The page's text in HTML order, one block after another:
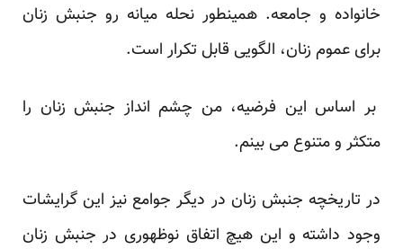
خانواده و جامعه. همینطور نحله میانه رو جنبش زنان
برای عموم زنان، الگویی قابل تکرار است.
بر اساس این فرضیه، من چشم انداز جنبش زنان را
متکثر و متنوع می بینم.
در تاریخچه جنبش زنان در دیگر جوامع نیز این گرایشات
وجود داشته و این هیچ اتفاق نوظهوری در جنبش زنان